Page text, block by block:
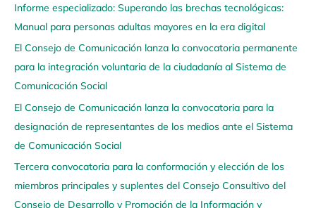
Informe especializado: Superando las brechas tecnológicas:
Manual para personas adultas mayores en la era digital
El Consejo de Comunicación lanza la convocatoria permanente
para la integración voluntaria de la ciudadanía al Sistema de
Comunicación Social
El Consejo de Comunicación lanza la convocatoria para la
designación de representantes de los medios ante el Sistema
de Comunicación Social
Tercera convocatoria para la conformación y elección de los
miembros principales y suplentes del Consejo Consultivo del
Consejo de Desarrollo y Promoción de la Información y
v
e
g
a
a
q
u
í